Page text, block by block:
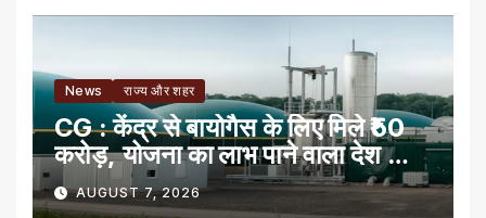
News राज्य और शहर
CG : केंद्र से बायोगैस के लिए मिले ₹50
करोड़, योजना का लाभ पाने वाला देश का
पहला राज्य
AUGUST 7, 2026